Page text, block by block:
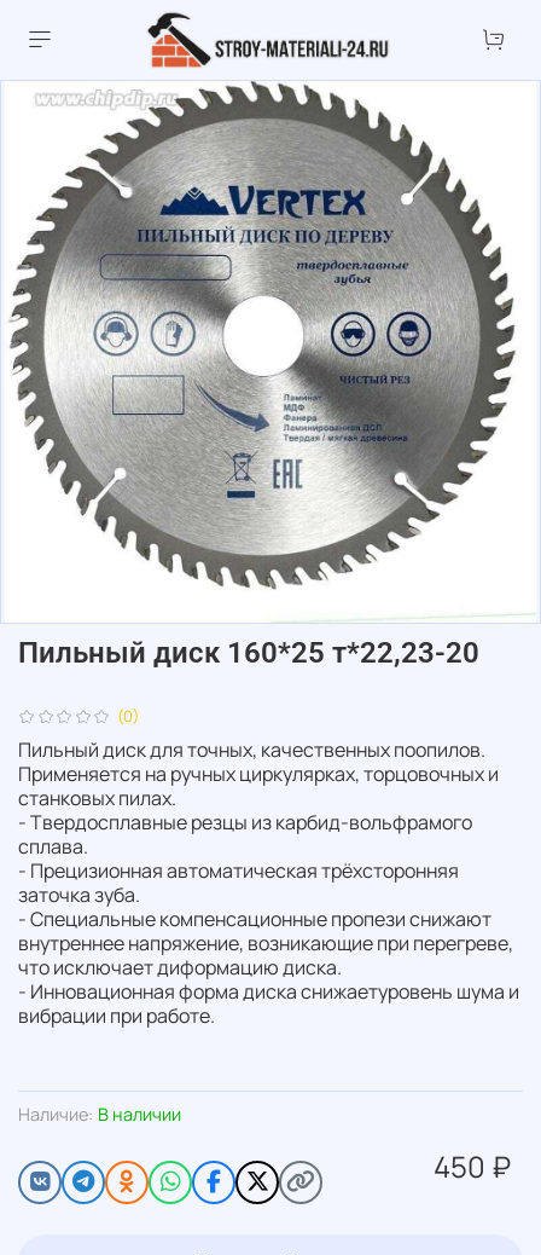
(0)
Наличие: В наличии
Пильный диск 160*25 т*22,23-20
450 ₽
Пильный диск для точных, качественных поопилов.
Применяется на ручных циркулярках, торцовочных и
станковых пилах.
- Твердосплавные резцы из карбид-вольфрамого
сплава.
- Прецизионная автоматическая трёхсторонняя
заточка зуба.
- Специальные компенсационные пропези снижают
внутреннее напряжение, возникающие при перегреве,
что исключает диформацию диска.
- Инновационная форма диска снижаетуровень шума и
вибрации при работе.